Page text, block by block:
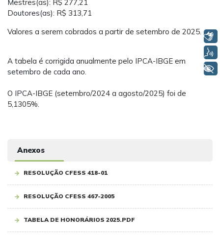
Mestres(as): R$ 277,21
Doutores(as): R$ 313,71
Valores a serem cobrados a partir de setembro de 2025.
A tabela é corrigida anualmente pelo IPCA-IBGE em
setembro de cada ano.
O IPCA-IBGE (setembro/2024 a agosto/2025) foi de
5,1305%.
Anexos
RESOLUÇÃO CFESS 418-01
RESOLUÇÃO CFESS 467-2005
TABELA DE HONORÁRIOS 2025.PDF
Libras